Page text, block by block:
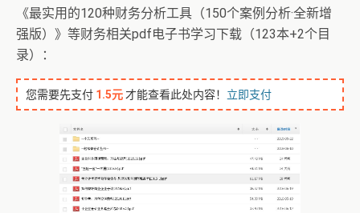
开始欣赏）
《最实用的120种财务分析工具（150个案例分析·全新增
强版）》等财务相关pdf电子书学习下载（123本+2个目
录）：
您需要先支付 1.5元 才能查看此处内容！ 立即支付